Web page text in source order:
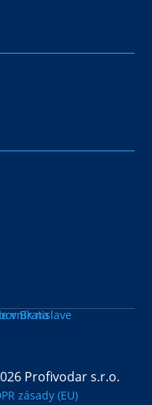
Profivodar s.r.o.
zásady (EU)